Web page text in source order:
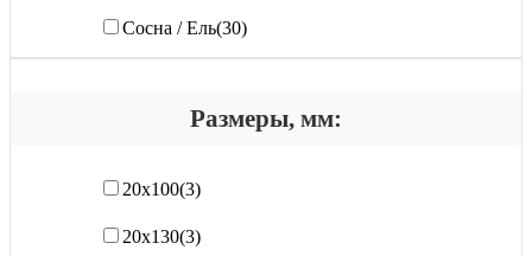
Сосна / Ель(30)
Размеры, мм:
20х100(3)
20х130(3)